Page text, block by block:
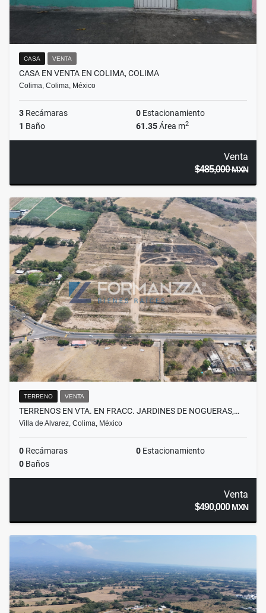
CASA VENTA
CASA EN VENTA EN COLIMA, COLIMA
Colima, Colima, México
3 Recámaras 0 Estacionamiento
1 Baño 61.35Área m2
Venta
$485,000MXN
TERRENO VENTA
TERRENOS EN VTA. EN FRACC. JARDINES DE NOGUERAS,…
Villa de Alvarez, Colima, México
0 Recámaras 0 Estacionamiento
0 Baños
Venta
$490,000MXN